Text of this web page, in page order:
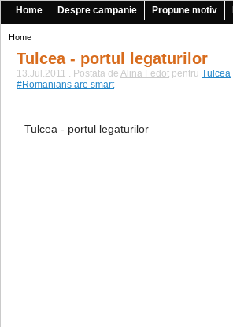
Home Despre campanie Propune motiv
Home
Tulcea - portul legaturilor
13.Jul.2011 . Postata de Alina Fedot pentru Tulcea
#Romanians are smart
Tulcea - portul legaturilor